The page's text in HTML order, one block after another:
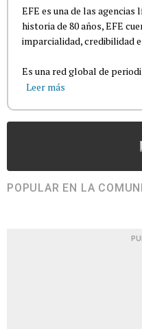
EFE es una de las agencias
historia de 80 años, EFE
imparcialidad, credibilidad
Es una red global de
Leer más
POPULAR EN LA